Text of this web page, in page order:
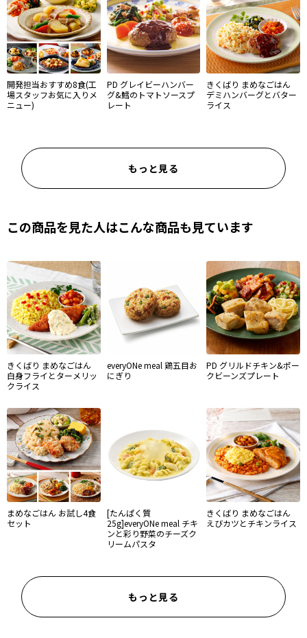
開発担当おすすめ8食(工
場スタッフお気に入りメ
ニュー)
PD グレイビーハンバー
グ&鱈のトマトソースプ
レート
きくばり まめなごはん
デミハンバーグとバター
ライス
もっと見る
この商品を見た人はこんな商品も見ています
きくばり まめなごはん
白身フライとターメリッ
クライス
everyONe meal 鶏五目お
にぎり
PD グリルドチキン&ポー
クビーンズプレート
まめなごはん お試し4食
セット
[たんぱく質
25g]everyONe meal チキ
ンと彩り野菜のチーズク
リームパスタ
きくばり まめなごはん
えびカツとチキンライス
もっと見る